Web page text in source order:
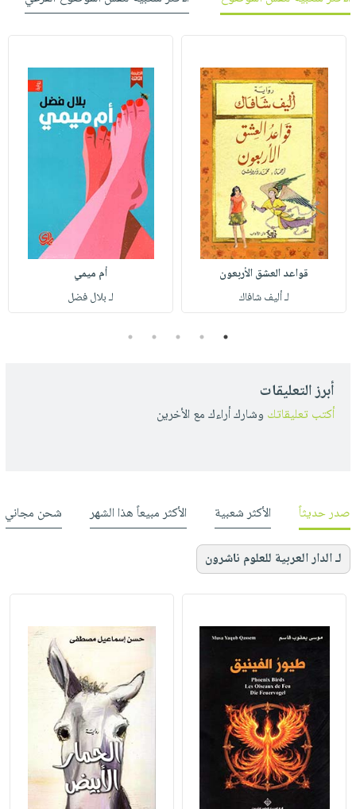
قواعد العشق الأربعون
لـ أليف شافاك
أم ميمي
لـ بلال فضل
1
2
3
4
5
أبرز التعليقات
أكتب تعليقاتك وشارك أراءك مع الأخرين
صدر حديثاً الأكثر شعبية الأكثر مبيعاً هذا الشهر شحن مجاني
لـ الدار العربية للعلوم ناشرون